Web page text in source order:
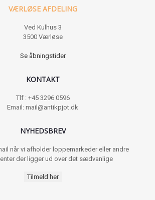
VÆRLØSE AFDELING
Ved Kulhus 3
3500 Værløse
Se åbningstider
KONTAKT
Tlf : +45 3296 0596
Email: mail@antikpjot.dk
NYHEDSBREV
når vi afholder loppemarkeder eller andre
der ligger ud over det sædvanlige
Tilmeld her